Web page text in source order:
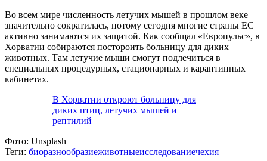
Во всем мире численность летучих мышей в прошлом веке
значительно сократилась, потому сегодня многие страны ЕС
активно занимаются их защитой. Как сообщал «Европульс», в
Хорватии собираются постороить больницу для диких
животных. Там летучие мыши смогут подлечиться в
специальных процедурных, стационарных и карантинных
кабинетах.
В Хорватии откроют больницу для
диких птиц, летучих мышей и
рептилий
Фото: Unsplash
Теги: биоразнообразиеживотныеисследованиечехия